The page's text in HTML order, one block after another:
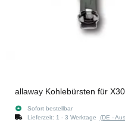
allaway Kohlebürsten für
Sofort bestellbar
Lieferzeit: 1 - 3 Werktage (DE -